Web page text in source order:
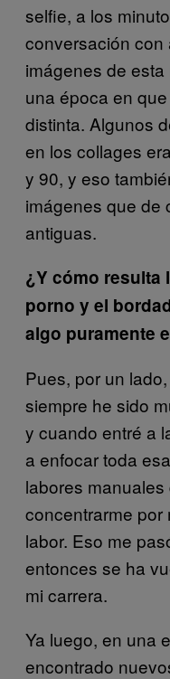
selfie, a los
conversación con
imágenes de
una época en
distinta. Algunos
en los collages
y 90, y eso
imágenes que de
antiguas.
¿Y cómo resulta
porno y el
algo puramente
Pues, por un
siempre he sido
y cuando entré a
a enfocar toda
labores
concentrarme por
labor. Eso me
entonces se ha
mi carrera.
Ya luego, en una
encontrado